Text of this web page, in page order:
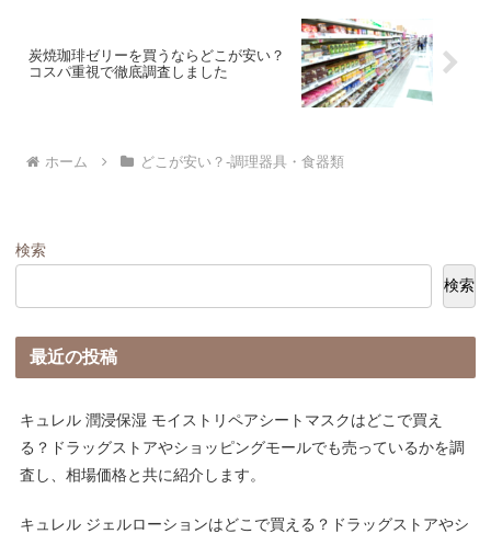
炭焼珈琲ゼリーを買うならどこが安い？
コスパ重視で徹底調査しました
ホーム どこが安い？-調理器具・食器類
検索
検索
最近の投稿
キュレル 潤浸保湿 モイストリペアシートマスクはどこで買え
る？ドラッグストアやショッピングモールでも売っているかを調
査し、相場価格と共に紹介します。
キュレル ジェルローションはどこで買える？ドラッグストアやシ